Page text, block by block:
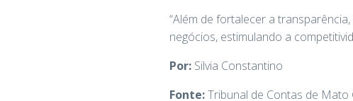
“Além de fortalecer a
negócios, estimulando a
Por: Silvia Constantino
Fonte:Tribunal de Contas de Mato